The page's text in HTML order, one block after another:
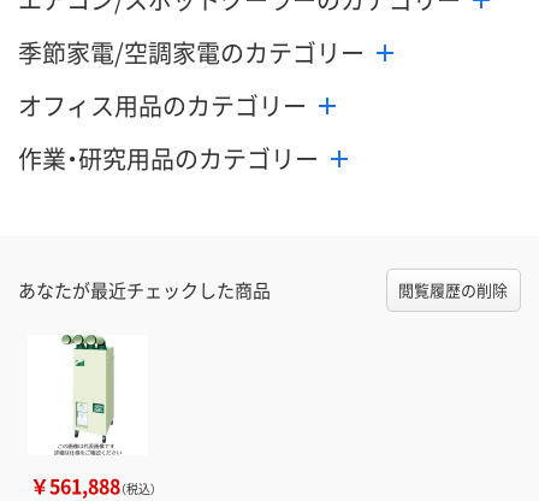
季節家電/空調家電のカテゴリー
オフィス用品のカテゴリー
作業・研究用品のカテゴリー
あなたが最近チェックした商品 閲覧履歴の削除
￥561,888（税込）